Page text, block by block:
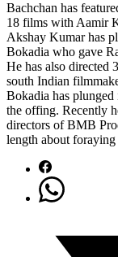
Bachchan has
18 films with Aamir
Akshay Kumar has
Bokadia who gave
He has also directed
south Indian
Bokadia has
the offing. Recently
directors of BMB
length about